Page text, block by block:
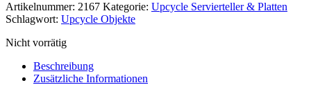
Artikelnummer: 2167 Kategorie: Upcycle Servierteller & Platten
Schlagwort: Upcycle Objekte
Nicht vorrätig
Beschreibung
Zusätzliche Informationen